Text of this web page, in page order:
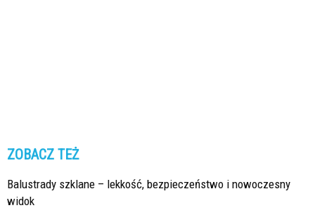
ZOBACZ TEŻ
Balustrady szklane – lekkość, bezpieczeństwo i nowoczesny
widok